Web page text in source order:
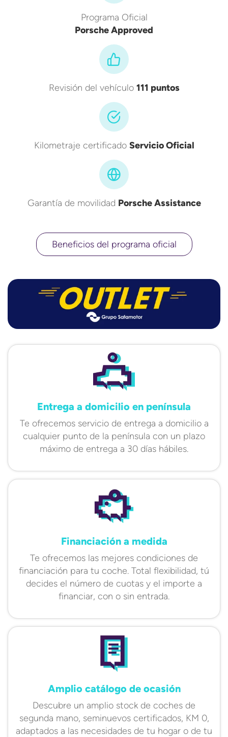
Programa Oficial
Porsche Approved
Revisión del vehículo 111 puntos
Kilometraje certificado Servicio Oficial
Garantía de movilidad Porsche Assistance
Beneficios del programa oficial
Entrega a domicilio en península
Te ofrecemos servicio de entrega a domicilio a
cualquier punto de la península con un plazo
máximo de entrega a 30 días hábiles.
Financiación a medida
Te ofrecemos las mejores condiciones de
financiación para tu coche. Total flexibilidad, tú
decides el número de cuotas y el importe a
financiar, con o sin entrada.
Amplio catálogo de ocasión
Descubre un amplio stock de coches de
segunda mano, seminuevos certificados, KM 0,
adaptados a las necesidades de tu hogar o de tu